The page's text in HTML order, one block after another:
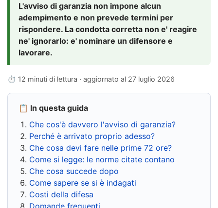
L'avviso di garanzia non impone alcun
adempimento e non prevede termini per
rispondere. La condotta corretta non e' reagire
ne' ignorarlo: e' nominare un difensore e
lavorare.
⏱ 12 minuti di lettura · aggiornato al 27 luglio 2026
📋 In questa guida
Che cos'è davvero l'avviso di garanzia?
Perché è arrivato proprio adesso?
Che cosa devi fare nelle prime 72 ore?
Come si legge: le norme citate contano
Che cosa succede dopo
Come sapere se si è indagati
Costi della difesa
Domande frequenti